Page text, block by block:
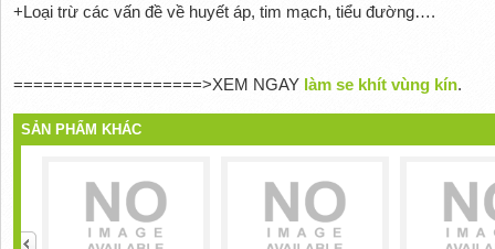
+Loại trừ các vấn đề về huyết áp, tim mạch, tiểu đường….
===================>XEM NGAY làm se khít vùng kín.
SẢN PHẨM KHÁC